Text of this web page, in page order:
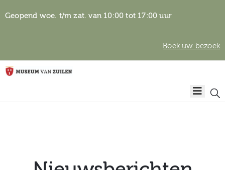
Geopend woe. t/m zat. van 10:00 tot 17:00 uur
Boek uw bezoek
Home
Algemene